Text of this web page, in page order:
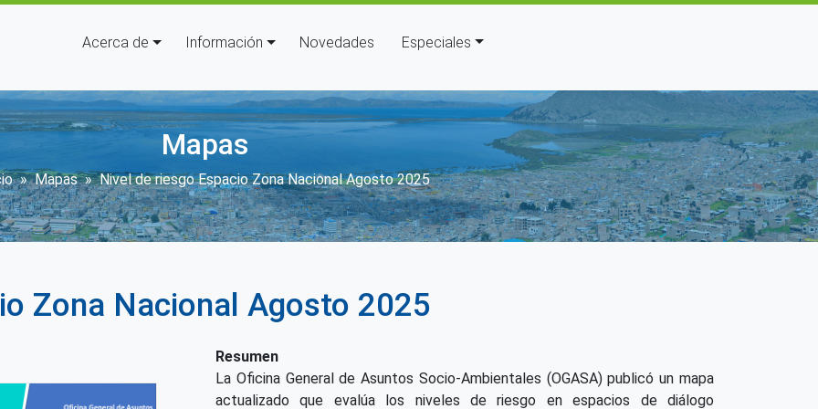
Navegación principal
Acerca de Información Novedades Especiales
Mapas
enlaces de ayuda a la navegación
Mapas Nivel de riesgo Espacio Zona Nacional Agosto 2025
Zona Nacional Agosto 2025
Resumen
La Oficina General de Asuntos Socio-Ambientales (OGASA) publicó un mapa
actualizado que evalúa los niveles de riesgo en espacios de diálogo